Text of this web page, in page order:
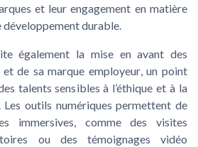
et leur engagement en matière
développement durable.
également la mise en avant des
et de samarque employeur, un point
talents sensibles à l’éthique et à la
Les outils numériques permettent de
immersives, comme des visites
ou des témoignages vidéo